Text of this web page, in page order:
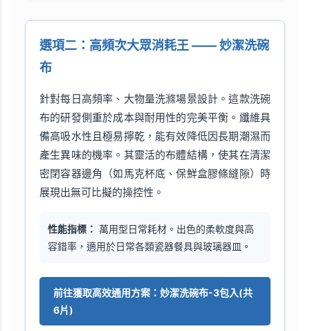
選項二：高頻次大眾消耗王 —— 妙潔洗碗
布
針對每日高頻率、大物量洗滌場景設計。這款洗碗
布的研發側重於成本與耐用性的完美平衡。纖維具
備高吸水性且極易擰乾，能有效降低因長期潮濕而
產生異味的機率。其靈活的布體結構，使其在清潔
密閉容器邊角（如馬克杯底、保鮮盒膠條縫隙）時
展現出無可比擬的操控性。
性能指標： 萬用型日常耗材。出色的柔軟度與高
容錯率，適用於日常各類瓷器餐具與玻璃器皿。
前往獲取高效通用方案：妙潔洗碗布-3包入(共
6片)